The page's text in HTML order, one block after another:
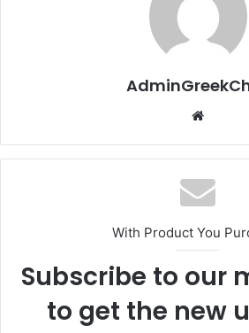
With Product You
Subscribe to our
to get the new